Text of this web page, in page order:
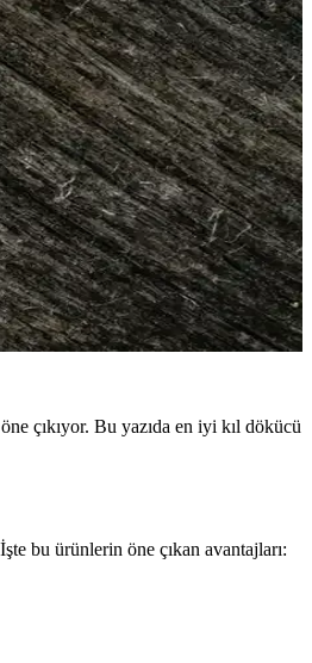
öne çıkıyor. Bu yazıda en iyi kıl dökücü
bu ürünlerin öne çıkan avantajları: